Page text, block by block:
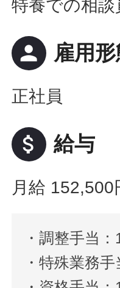
特養での相談
person 雇用
正社員
attach_money 給与
月給 152,500
・調整手当
・特殊業務